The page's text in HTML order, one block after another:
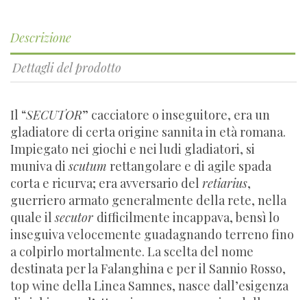
Descrizione
Dettagli del prodotto
Il “SECUTOR” cacciatore o inseguitore, era un
gladiatore di certa origine sannita in età romana.
Impiegato nei giochi e nei ludi gladiatori, si
muniva discutum rettangolare e di agile spada
corta e ricurva; era avversario del retiarius,
guerriero armato generalmente della rete, nella
quale ilsecutor difficilmente incappava, bensì lo
inseguiva velocemente guadagnando terreno fino
a colpirlo mortalmente. La scelta del nome
destinata per la Falanghina e per il Sannio Rosso,
top wine della Linea Samnes, nasce dall’esigenza